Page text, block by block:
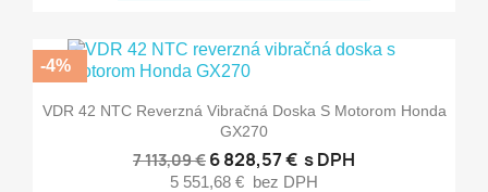
VDR 42 NTC Reverzná Vibračná Doska S Motorom Honda
GX270
7 113,09 € 6 828,57 € s DPH
5 551,68 € bez DPH
-4%